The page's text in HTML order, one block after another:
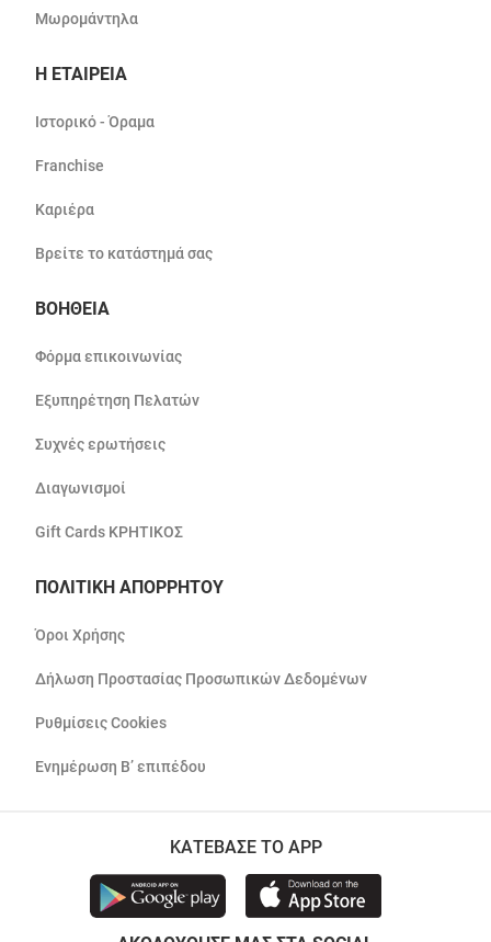
Μωρομάντηλα
Η ΕΤΑΙΡΕΙΑ
Ιστορικό - Όραμα
Franchise
Καριέρα
Βρείτε το κατάστημά σας
ΒΟΗΘΕΙΑ
Φόρμα επικοινωνίας
Εξυπηρέτηση Πελατών
Συχνές ερωτήσεις
Διαγωνισμοί
Gift Cards ΚΡΗΤΙΚΟΣ
ΠΟΛΙΤΙΚΗ ΑΠΟΡΡΗΤΟΥ
Όροι Χρήσης
Δήλωση Προστασίας Προσωπικών Δεδομένων
Ρυθμίσεις Cookies
Ενημέρωση Β’ επιπέδου
ΚΑΤΕΒΑΣΕ ΤΟ APP